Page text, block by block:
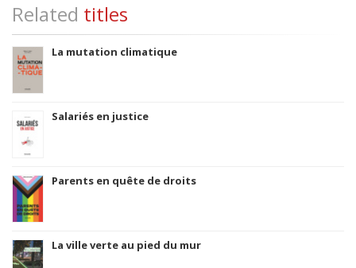
Related titles
La mutation climatique
Salariés en justice
Parents en quête de droits
La ville verte au pied du mur